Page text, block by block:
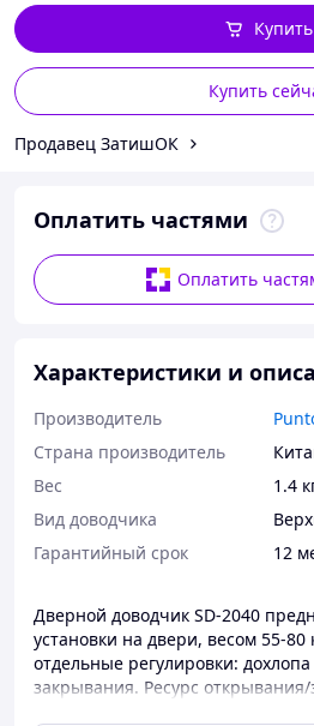
Купить
Купить
Продавец ЗатишОК
Оплатить частями
Оплатить
Характеристики и
Производитель
Страна производитель
Вес
1.4
Вид доводчика
Гарантийный срок
12
Дверной доводчик SD-2040
установки на двери, весом 55-80
отдельные регулировки:
закрывания. Ресурс